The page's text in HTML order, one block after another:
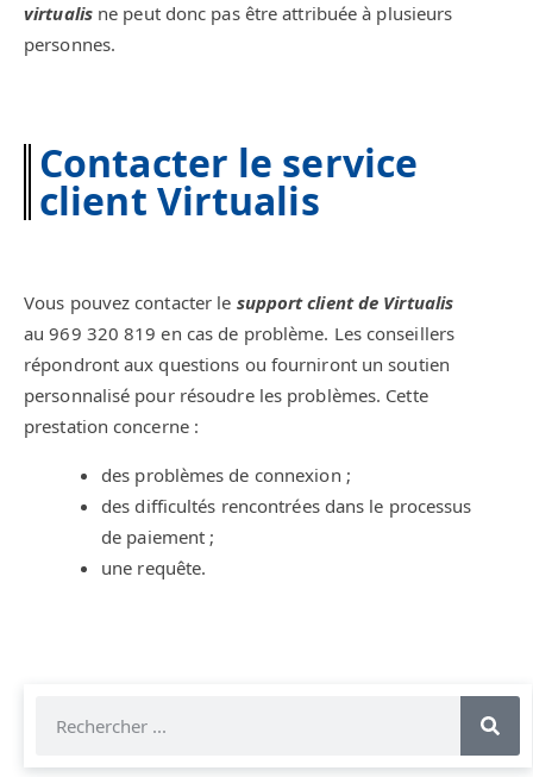
virtualisne peut donc pas être attribuée à plusieurs
personnes.
Contacter le service
client Virtualis
Vous pouvez contacter le support client de Virtualis
au 969 320 819 en cas de problème. Les conseillers
répondront aux questions ou fourniront un soutien
personnalisé pour résoudre les problèmes. Cette
prestation concerne :
des problèmes de connexion ;
des difficultés rencontrées dans le processus
de paiement ;
une requête.